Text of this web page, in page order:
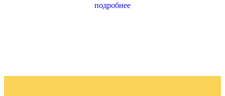
подробнее